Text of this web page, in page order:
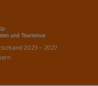
2023 – 2027